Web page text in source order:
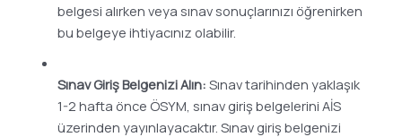
belgesi alırken veya sınav sonuçlarınızı öğrenirken
bu belgeye ihtiyacınız olabilir.
Sınav Giriş Belgenizi Alın: Sınav tarihinden yaklaşık
1-2 hafta önce ÖSYM, sınav giriş belgelerini AİS
üzerinden yayınlayacaktır. Sınav giriş belgenizi